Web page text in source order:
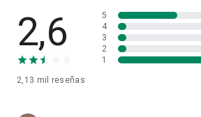
2,6
2,13 mil reseñas
5
4
3
2
1